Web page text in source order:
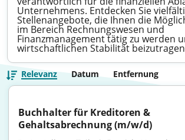
Unternehmens. Entdecken Sie
Stellenangebote, die Ihnen die
im Bereich Rechnungswesen und
Finanzmanagement tätig zu werden
wirtschaftlichen Stabilität
Relevanz Datum Entfernung
Buchhalter für Kreditoren &
Gehaltsabrechnung (m/w/d)